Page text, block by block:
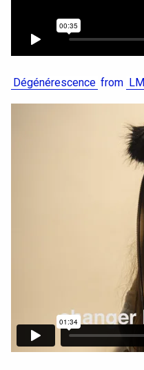
Dégénérescence from